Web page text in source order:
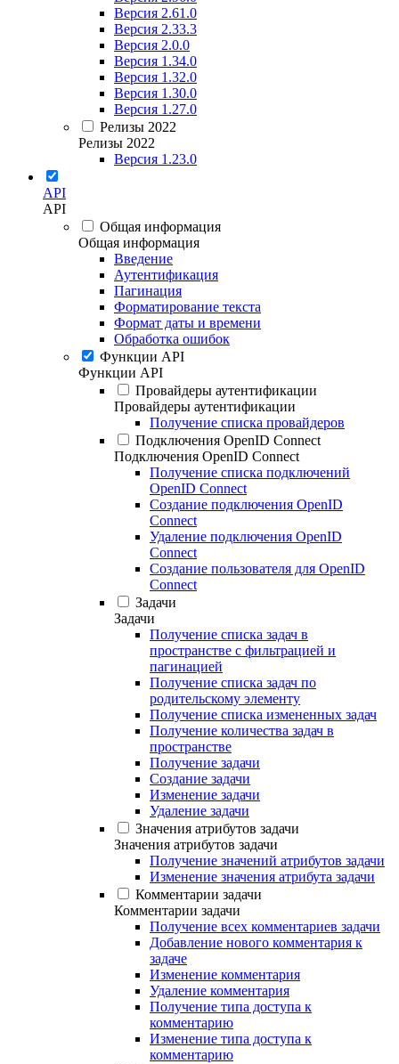
Версия 2.61.0
Версия 2.33.3
Версия 2.0.0
Версия 1.34.0
Версия 1.32.0
Версия 1.30.0
Версия 1.27.0
Релизы 2022
Релизы 2022
Версия 1.23.0
API
API
Общая информация
Общая информация
Введение
Аутентификация
Пагинация
Форматирование текста
Формат даты и времени
Обработка ошибок
Функции API
Функции API
Провайдеры аутентификации
Провайдеры аутентификации
Получение списка провайдеров
Подключения OpenID Connect
Подключения OpenID Connect
Получение списка подключений
OpenID Connect
Создание подключения OpenID
Connect
Удаление подключения OpenID
Connect
Создание пользователя для OpenID
Connect
Задачи
Задачи
Получение списка задач в
пространстве с фильтрацией и
пагинацией
Получение списка задач по
родительскому элементу
Получение списка измененных задач
Получение количества задач в
пространстве
Получение задачи
Создание задачи
Изменение задачи
Удаление задачи
Значения атрибутов задачи
Значения атрибутов задачи
Получение значений атрибутов задачи
Изменение значения атрибута задачи
Комментарии задачи
Комментарии задачи
Получение всех комментариев задачи
Добавление нового комментария к
задаче
Изменение комментария
Удаление комментария
Получение типа доступа к
комментарию
Изменение типа доступа к
комментарию